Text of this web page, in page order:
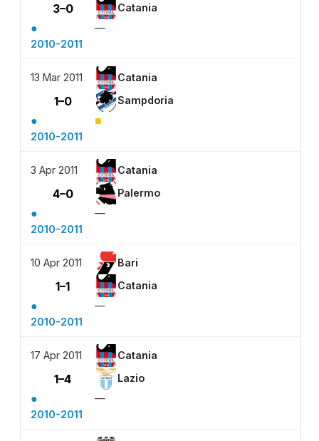
3–0 Catania
●
—
2010-2011
13 Mar 2011 Catania
1–0 Sampdoria
● ■
2010-2011
3 Apr 2011 Catania
4–0 Palermo
●
—
2010-2011
10 Apr 2011 Bari
1–1 Catania
●
—
2010-2011
17 Apr 2011 Catania
1–4 Lazio
●
—
2010-2011